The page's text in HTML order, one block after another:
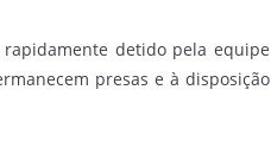
detido pela equipe
presas e à disposição